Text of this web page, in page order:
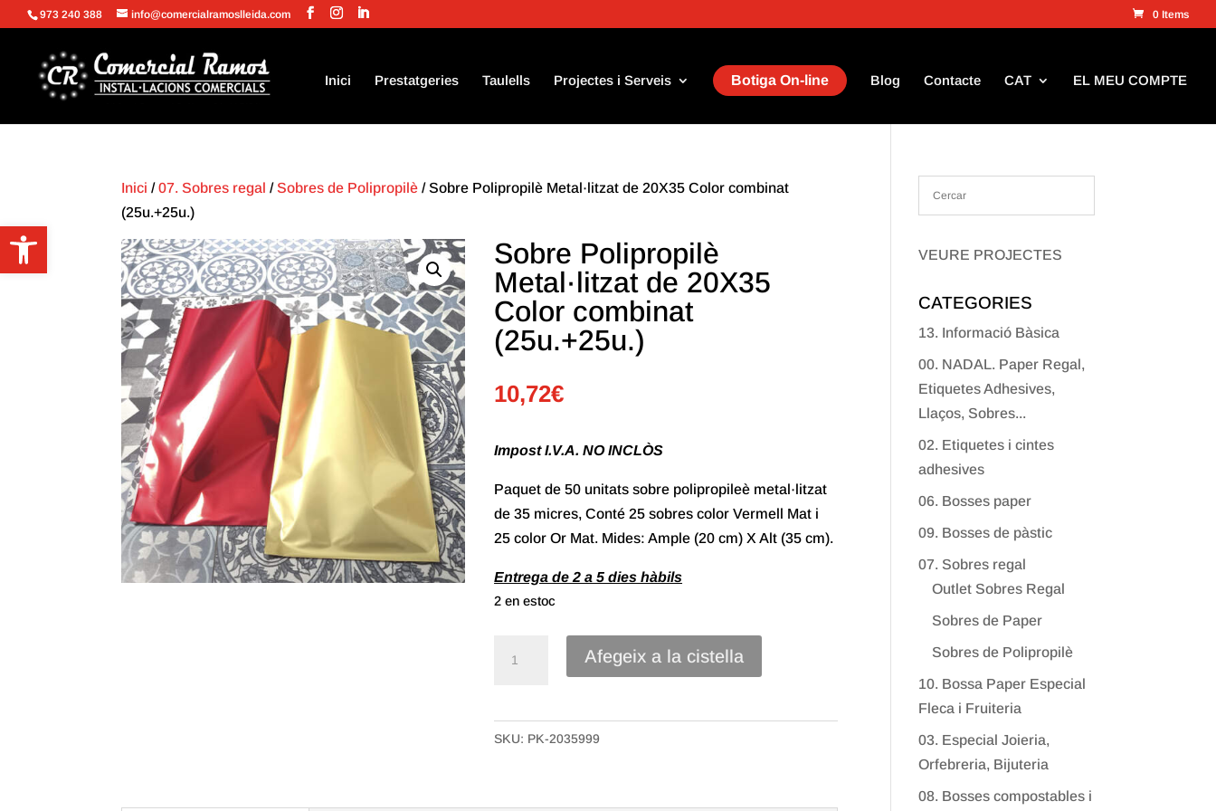
Obre la barra d'eines
973 240 388 info@comercialramoslleida.com 0 Items
Inici Prestatgeries Taulells Projectes i Serveis Botiga On-line Blog Contacte CAT EL MEU COMPTE
Inici /07. Sobres regal /Sobres de Polipropilè / Sobre Polipropilè Metal·litzat de 20X35 Color combinat
(25u.+25u.)
Sobre Polipropilè
Metal·litzat de 20X35
Color combinat
(25u.+25u.)
10,72€
Impost I.V.A. NO INCLÒS
Paquet de 50 unitats sobre polipropileè metal·litzat
de 35 micres, Conté 25 sobres color Vermell Mat i
25 color Or Mat. Mides: Ample (20 cm) X Alt (35 cm).
Entrega de 2 a 5 dies hàbils
2 en estoc
Polipropilè
Metal·litzat
Afegeix a la cistella
SKU: PK-2035999
VEURE PROJECTES
CATEGORIES
13. Informació Bàsica
00. NADAL. Paper Regal,
Etiquetes Adhesives,
Llaços, Sobres...
02. Etiquetes i cintes
adhesives
06. Bosses paper
09. Bosses de pàstic
07. Sobres regal
Outlet Sobres Regal
Sobres de Paper
Sobres de Polipropilè
10. Bossa Paper Especial
Fleca i Fruiteria
03. Especial Joieria,
Orfebreria, Bijuteria
08. Bosses compostables i